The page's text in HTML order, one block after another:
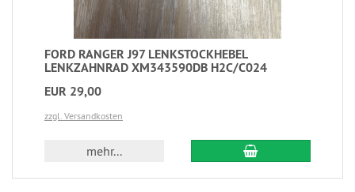
FORD RANGER J97 LENKSTOCKHEBEL
LENKZAHNRAD XM343590DB H2C/C024
EUR 29,00
zzgl. Versandkosten
mehr...